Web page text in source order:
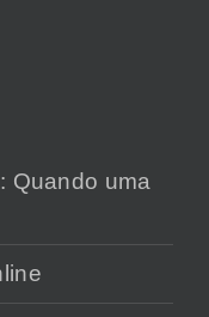
Quando uma